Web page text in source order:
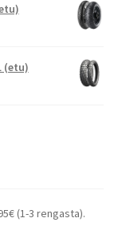
(etu)
(1-3 rengasta).